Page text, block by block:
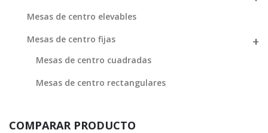
Mesas de centro elevables
Mesas de centro fijas
Mesas de centro cuadradas
Mesas de centro rectangulares
COMPARAR PRODUCTO